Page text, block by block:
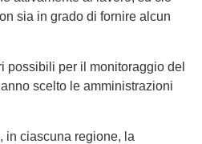
sia in grado di fornire alcun
possibili per il monitoraggio del
scelto le amministrazioni
in ciascuna regione, la